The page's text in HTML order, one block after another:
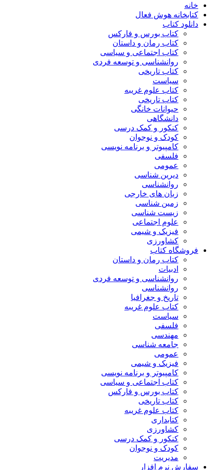
خانه
کتابخانه هوش فعال
دانلود کتاب
کتاب بورس و فارکس
کتاب رمان و داستان
کتاب اجتماعی و سیاسی
روانشناسی و توسعه فردی
کتاب تاریخی
سیاست
کتاب علوم غریبه
کتاب تاریخی
حیوانات خانگی
دانشگاهی
کنکور و کمک‌ درسی
کودک و نوجوان
کامپیوتر و برنامه نویسی
فلسفی
عمومی
دیرین شناسی
روانشناسی
زبان های خارجی
زمین شناسی
زیست شناسی
علوم اجتماعی
فیزیک و شیمی
کشاورزی
فروشگاه کتاب
کتاب رمان و داستان
ادبیات
روانشناسی و توسعه فردی
روانشناسی
تاریخ و جغرافیا
کتاب علوم غریبه
سیاست
فلسفی
مهندسی
جامعه شناسی
عمومی
فیزیک و شیمی
کامپیوتر و برنامه نویسی
کتاب اجتماعی و سیاسی
کتاب بورس و فارکس
کتاب تاریخی
کتاب علوم غریبه
کتابداری
کشاورزی
کنکور و کمک‌ درسی
کودک و نوجوان
مدیریت
سفارش نرم افزار